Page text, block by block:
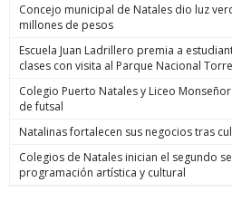
Concejo municipal de Natales dio luz
millones de pesos
Escuela Juan Ladrillero premia a
clases con visita al Parque Nacional
Colegio Puerto Natales y Liceo
de futsal
Natalinas fortalecen sus negocios tras
Colegios de Natales inician el segundo
programación artística y cultural